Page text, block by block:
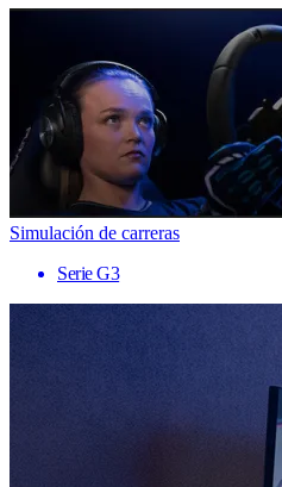
Simulación de carreras
Serie G3